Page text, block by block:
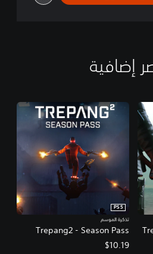
إضافية
Trepang2 - Season Pass
PS5
تذكرة الموسم
$10.19